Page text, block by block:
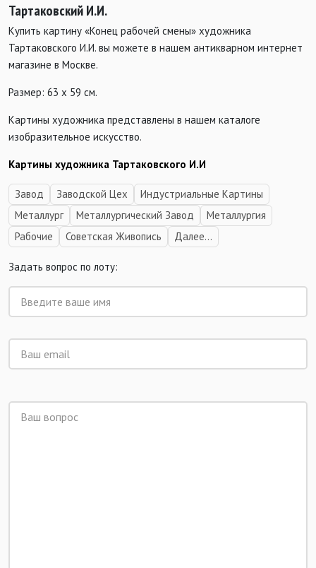
Тартаковский И.И.
Купить картину «Конец рабочей смены» художника
Тартаковского И.И. вы можете в нашем антикварном интернет
магазине в Москве.
Размер: 63 х 59 см.
Картины художника представлены в нашем каталоге
изобразительное искусство.
Картины художника Тартаковского И.И
Завод Заводской Цех
Индустриальные Картины
Металлург
Металлургический Завод
Металлургия
Рабочие
Советская Живопись Далее...
Задать вопрос по лоту: